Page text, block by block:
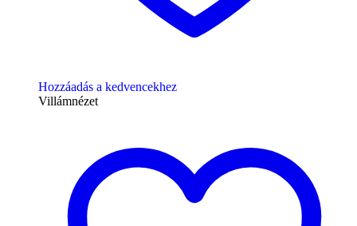
Hozzáadás a kedvencekhez
Villámnézet